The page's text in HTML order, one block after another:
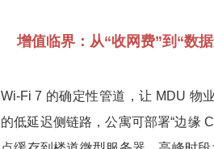
增值临界：从“收网费”到“数
Wi-Fi 7 的确定性管道，让 MDU 物
的低延迟侧链路，公寓可部署“边缘